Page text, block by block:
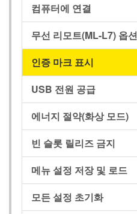
컴퓨터에 연결
무선 리모트(ML-L7) 옵션
인증 마크 표시
USB 전원 공급
에너지 절약(화상 모드)
빈 슬롯 릴리즈 금지
메뉴 설정 저장 및 로드
모든 설정 초기화